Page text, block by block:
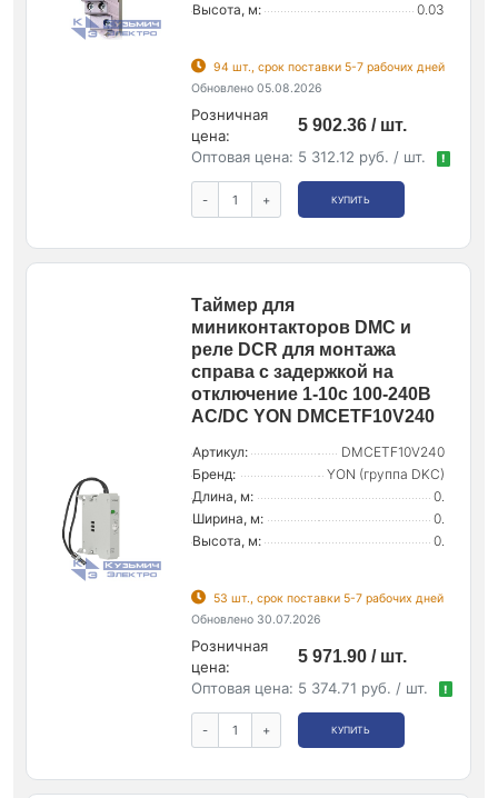
Высота, м:
0.03
94 шт., срок поставки 5-7 рабочих дней
Обновлено 05.08.2026
Розничная
цена:
5 902.36 / шт.
Оптовая цена: 5 312.12 руб. / шт. !
- + КУПИТЬ
Таймер для
миниконтакторов DMC и
реле DCR для монтажа
справа с задержкой на
отключение 1-10с 100-240В
AC/DC YON DMCETF10V240
Артикул:
DMCETF10V240
Бренд:
YON (группа DKC)
Длина, м:
0.
Ширина, м:
0.
Высота, м:
0.
53 шт., срок поставки 5-7 рабочих дней
Обновлено 30.07.2026
Розничная
цена:
5 971.90 / шт.
Оптовая цена: 5 374.71 руб. / шт. !
- + КУПИТЬ